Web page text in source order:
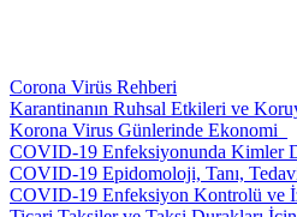
Corona Virüs Rehberi
Karantinanın Ruhsal Etkileri ve
Korona Virus Günlerinde Ekonomi_
COVID-19 Enfeksiyonunda Kimler
COVID-19 Epidomoloji, Tanı,
COVID-19 Enfeksiyon Kontrolü ve